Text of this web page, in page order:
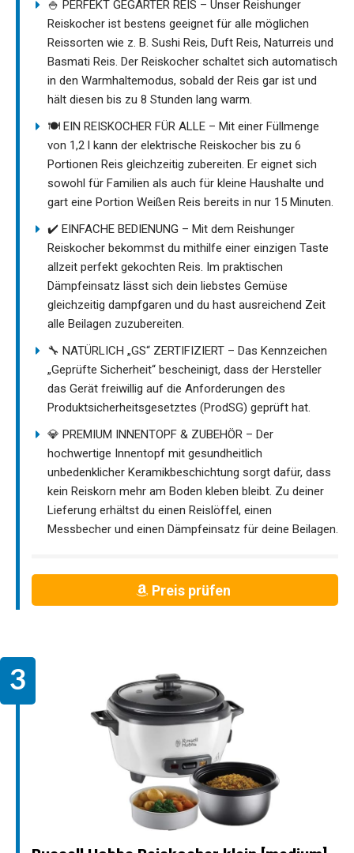
🍚 PERFEKT GEGARTER REIS – Unser Reishunger
Reiskocher ist bestens geeignet für alle möglichen
Reissorten wie z. B. Sushi Reis, Duft Reis, Naturreis und
Basmati Reis. Der Reiskocher schaltet sich automatisch
in den Warmhaltemodus, sobald der Reis gar ist und
hält diesen bis zu 8 Stunden lang warm.
🍽️ EIN REISKOCHER FÜR ALLE – Mit einer Füllmenge
von 1,2 l kann der elektrische Reiskocher bis zu 6
Portionen Reis gleichzeitig zubereiten. Er eignet sich
sowohl für Familien als auch für kleine Haushalte und
gart eine Portion Weißen Reis bereits in nur 15 Minuten.
✔️ EINFACHE BEDIENUNG – Mit dem Reishunger
Reiskocher bekommst du mithilfe einer einzigen Taste
allzeit perfekt gekochten Reis. Im praktischen
Dämpfeinsatz lässt sich dein liebstes Gemüse
gleichzeitig dampfgaren und du hast ausreichend Zeit
alle Beilagen zuzubereiten.
🔧 NATÜRLICH „GS“ ZERTIFIZIERT – Das Kennzeichen
„Geprüfte Sicherheit“ bescheinigt, dass der Hersteller
das Gerät freiwillig auf die Anforderungen des
Produktsicherheitsgesetztes (ProdSG) geprüft hat.
💎 PREMIUM INNENTOPF & ZUBEHÖR – Der
hochwertige Innentopf mit gesundheitlich
unbedenklicher Keramikbeschichtung sorgt dafür, dass
kein Reiskorn mehr am Boden kleben bleibt. Zu deiner
Lieferung erhältst du einen Reislöffel, einen
Messbecher und einen Dämpfeinsatz für deine Beilagen.
Preis prüfen